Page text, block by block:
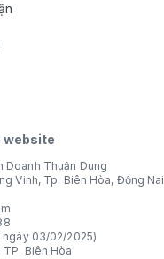
website
Doanh Thuận Dung
Vinh, Tp. Biên Hòa, Đồng Nai
ngày 03/02/2025)
TP. Biên Hòa